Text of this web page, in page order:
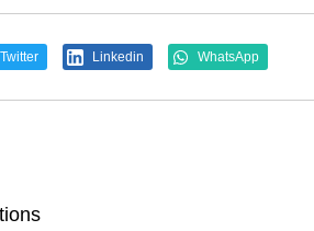
Twitter Linkedin WhatsApp